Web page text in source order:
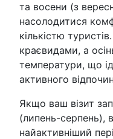
та восени (з
насолодитися
кількістю
краєвидами, а
температури, що
активного
Якщо ваш візит
(липень-серпень),
найактивніший